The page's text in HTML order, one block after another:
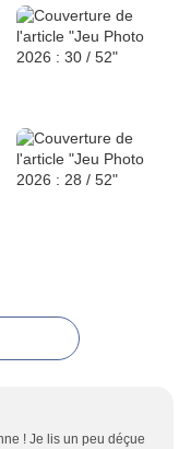
! Je lis un peu déçue